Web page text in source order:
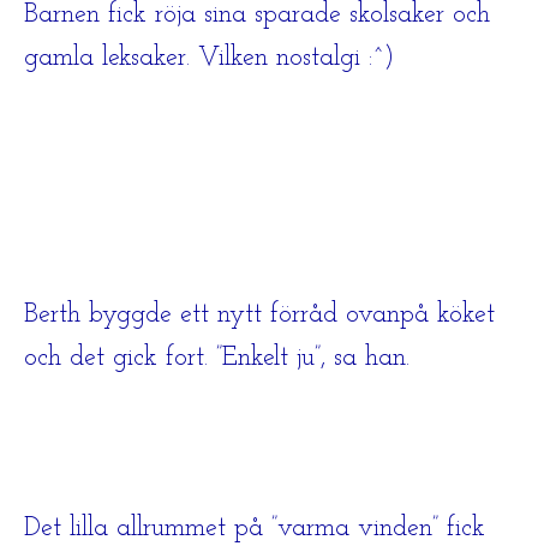
Barnen fick röja sina sparade skolsaker och
gamla leksaker. Vilken nostalgi :^)
Berth byggde ett nytt förråd ovanpå köket
och det gick fort. ”Enkelt ju”, sa han.
Det lilla allrummet på ”varma vinden” fick